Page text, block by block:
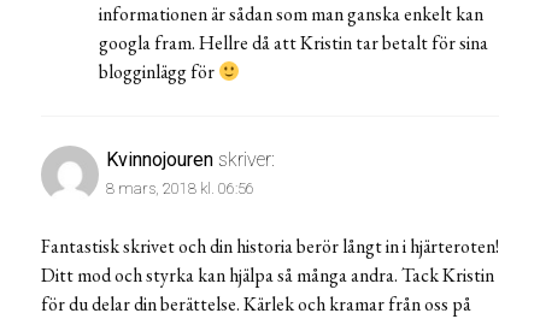
informationen är sådan som man ganska enkelt kan
googla fram. Hellre då att Kristin tar betalt för sina
blogginlägg för
Kvinnojouren skriver:
8 mars, 2018 kl. 06:56
Fantastisk skrivet och din historia berör långt in i hjärteroten!
Ditt mod och styrka kan hjälpa så många andra. Tack Kristin
för du delar din berättelse. Kärlek och kramar från oss på